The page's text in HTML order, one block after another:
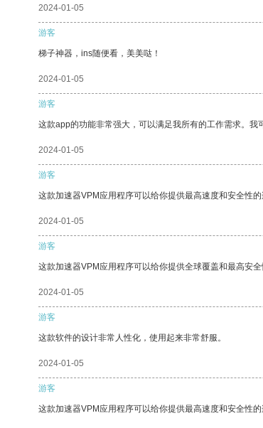
2024-01-05
游客
梯子神器，ins随便看，美美哒！
2024-01-05
游客
这款app的功能非常强大，可以满足我所有的工作需求。我
2024-01-05
游客
这款加速器VPM应用程序可以给你提供最高速度和安全性的
2024-01-05
游客
这款加速器VPM应用程序可以给你提供全球覆盖和最高安全
2024-01-05
游客
这款软件的设计非常人性化，使用起来非常舒服。
2024-01-05
游客
这款加速器VPM应用程序可以给你提供最高速度和安全性